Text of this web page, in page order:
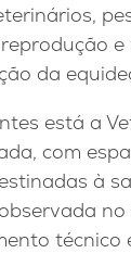
da
está a
com
à